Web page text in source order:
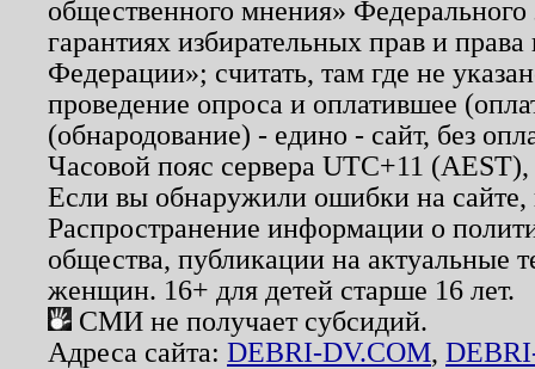
общественного мнения»
гарантиях избирательных прав и
Федерации»; считать, там где не
проведение опроса и оплатившее
(обнародование) - едино - сайт, без
Часовой пояс сервера UTC+11
Если вы обнаружили ошибки на
Распространение информации о
общества, публикации на актуальные
женщин. 16+ для детей старше 16 лет.
СМИ не получает субсидий.
Адреса сайта: DEBRI-DV.COM,